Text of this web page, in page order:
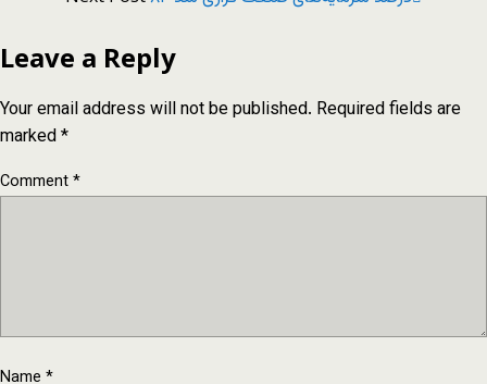
Leave a Reply
Your email address will not be published. Required fields are
marked*
Comment*
Name *